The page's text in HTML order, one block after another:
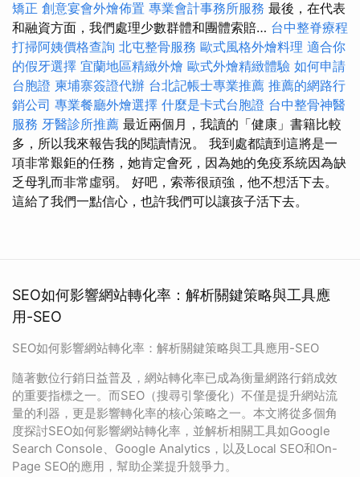
矯正 創意宴會外燴佈置 專業會計事務所服務 最後，在代表
和融資方面，我們處理少數群體和團體索賠… 台中整脊療程
打掃阿姨價格查詢 北屯整骨服務 歐式風格外燴料理 適合你
的假牙選擇 宜蘭地區精緻外燴 歐式外燴精緻體驗 如何申請
台胞證 柬埔寨簽證代辦 台北記帳士專業推薦 推薦的網路行
銷公司 專業餐廳外燴選擇 什麼是卡式台胞證 台中整骨神醫
服務 牙醫診所推薦 最近兩個月，我讀的「健康」書籍比較
多，所以我來報告我的閱讀情況。 我到處都讀到這將是一
項非常艱鉅的任務，她肯定會死，因為她的免疫系統因為缺
乏母乳而非常虛弱。 好吧，索蒂很頑強，他不想活下去。
這給了我們一點信心，也許我們可以讓孩子活下去。
SEO如何影響網站轉化率：解析關鍵策略與工具應
用-SEO
SEO如何影響網站轉化率：解析關鍵策略與工具應用-SEO
隨著數位行銷日益普及，網站轉化率已成為衡量網路行銷成效
的重要指標之一。而SEO（搜尋引擎優化）不僅是提升網站流
量的利器，更是影響轉化率的核心策略之一。本文將從多個角
度探討SEO如何影響網站轉化率，並解析相關工具如Google
Search Console、Google Analytics，以及Local SEO和On-
Page SEO的應用，幫助企業提升競爭力。